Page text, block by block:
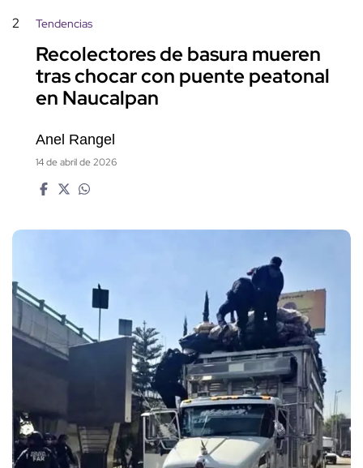
2 Tendencias
Recolectores de basura mueren
tras chocar con puente peatonal
en Naucalpan
Anel Rangel
14 de abril de 2026